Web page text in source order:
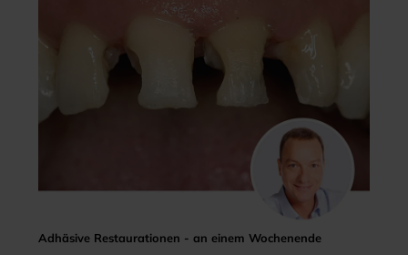
Adhäsive Restaurationen - an einem Wochenende